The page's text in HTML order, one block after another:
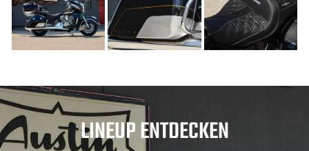
LINEUP ENTDECKEN